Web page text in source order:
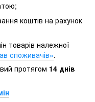
коштів на рахунок
товарів належної
споживачів».
протягом 14 днів